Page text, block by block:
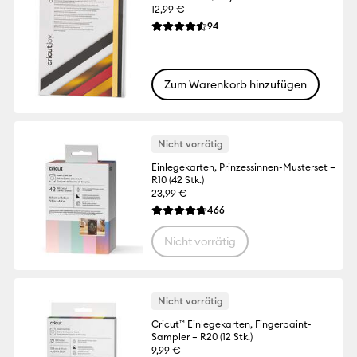
12,99 €
Die durchschnittliche Bewertung für
94
Zum Warenkorb hinzufügen
Nicht vorrätig
Einlegekarten, Prinzessinnen-Musterset –
R10 (42 Stk.)
23,99 €
Die durchschnittliche Bewertung für
466Reviews
Nicht vorrätig
Nicht vorrätig
Cricut™ Einlegekarten, Fingerpaint-
Sampler – R20 (12 Stk.)
9,99 €